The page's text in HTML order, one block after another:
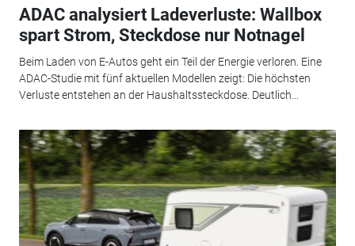
ADAC analysiert Ladeverluste: Wallbox
spart Strom, Steckdose nur Notnagel
Beim Laden von E-Autos geht ein Teil der Energie verloren. Eine
ADAC-Studie mit fünf aktuellen Modellen zeigt: Die höchsten
Verluste entstehen an der Haushaltssteckdose. Deutlich...